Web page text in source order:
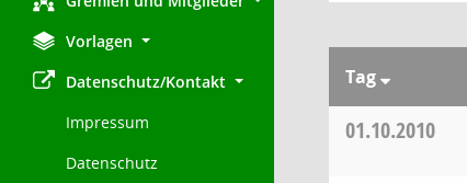
Vorlagen
Datenschutz/Kontakt
Impressum
Datenschutz
Tag
01.10.2010